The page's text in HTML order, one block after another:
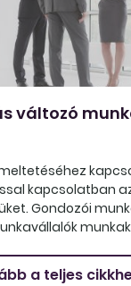
változó
kapcsolatban
Gondozói
a teljes